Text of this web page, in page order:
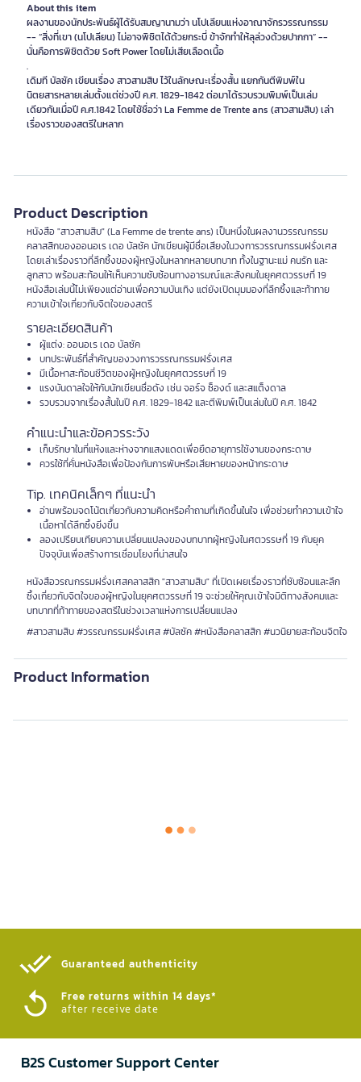
About this item
ผลงานของนักประพันธ์ผู้ได้รับสมญานามว่า นโปเลียนแห่งอาณาจักรวรรณกรรม
-- “สิ่งที่เขา (นโปเลียน) ไม่อาจพิชิตได้ด้วยกระบี่ ข้าจักทำให้ลุล่วงด้วยปากกา” --
นั่นคือการพิชิตด้วย Soft Power โดยไม่เสียเลือดเนื้อ
.
เดิมที บัลซัค เขียนเรื่อง สาวสามสิบ ไว้ในลักษณะเรื่องสั้น แยกกันตีพิมพ์ใน
นิตยสารหลายเล่มตั้งแต่ช่วงปี ค.ศ. 1829-1842 ต่อมาได้รวบรวมพิมพ์เป็นเล่ม
เดียวกันเมื่อปี ค.ศ.1842 โดยใช้ชื่อว่า La Femme de Trente ans (สาวสามสิบ) เล่า
เรื่องราวของสตรีในหลาก
Product Description
หนังสือ "สาวสามสิบ" (La Femme de trente ans) เป็นหนึ่งในผลงานวรรณกรรม
คลาสสิกของออนอเร เดอ บัลซัค นักเขียนผู้มีชื่อเสียงในวงการวรรณกรรมฝรั่งเศส
โดยเล่าเรื่องราวที่ลึกซึ้งของผู้หญิงในหลากหลายบทบาท ทั้งในฐานะแม่ คนรัก และ
ลูกสาว พร้อมสะท้อนให้เห็นความซับซ้อนทางอารมณ์และสังคมในยุคศตวรรษที่ 19
หนังสือเล่มนี้ไม่เพียงแต่อ่านเพื่อความบันเทิง แต่ยังเปิดมุมมองที่ลึกซึ้งและท้าทาย
ความเข้าใจเกี่ยวกับจิตใจของสตรี
รายละเอียดสินค้า
ผู้แต่ง: ออนอเร เดอ บัลซัค
บทประพันธ์ที่สำคัญของวงการวรรณกรรมฝรั่งเศส
มีเนื้อหาสะท้อนชีวิตของผู้หญิงในยุคศตวรรษที่ 19
แรงบันดาลใจให้กับนักเขียนชื่อดัง เช่น จอร์จ ซ็องด์ และสแต็งดาล
รวบรวมจากเรื่องสั้นในปี ค.ศ. 1829-1842 และตีพิมพ์เป็นเล่มในปี ค.ศ. 1842
คำแนะนำและข้อควรระวัง
เก็บรักษาในที่แห้งและห่างจากแสงแดดเพื่อยืดอายุการใช้งานของกระดาษ
ควรใช้ที่คั่นหนังสือเพื่อป้องกันการพับหรือเสียหายของหน้ากระดาษ
Tip. เทคนิคเล็กๆ ที่แนะนำ
อ่านพร้อมจดโน้ตเกี่ยวกับความคิดหรือคำถามที่เกิดขึ้นในใจ เพื่อช่วยทำความเข้าใจ
เนื้อหาได้ลึกซึ้งยิ่งขึ้น
ลองเปรียบเทียบความเปลี่ยนแปลงของบทบาทผู้หญิงในศตวรรษที่ 19 กับยุค
ปัจจุบันเพื่อสร้างการเชื่อมโยงที่น่าสนใจ
หนังสือวรณกรรมฝรั่งเศสคลาสสิก "สาวสามสิบ" ที่เปิดเผยเรื่องราวที่ซับซ้อนและลึก
ซึ้งเกี่ยวกับจิตใจของผู้หญิงในยุคศตวรรษที่ 19 จะช่วยให้คุณเข้าใจมิติทางสังคมและ
บทบาทที่ท้าทายของสตรีในช่วงเวลาแห่งการเปลี่ยนแปลง
#สาวสามสิบ #วรรณกรรมฝรั่งเศส #บัลซัค #หนังสือคลาสสิก #นวนิยายสะท้อนจิตใจ
Product Information
Guaranteed authenticity​
Free returns within 14 days*
after receive date
B2S Customer Support Center